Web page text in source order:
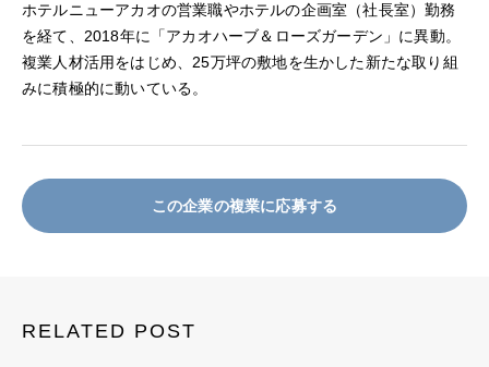
ホテルニューアカオの営業職やホテルの企画室（社長室）勤務
を経て、2018年に「アカオハーブ＆ローズガーデン」に異動。
複業人材活用をはじめ、25万坪の敷地を生かした新たな取り組
みに積極的に動いている。
この企業の複業に応募する
RELATED POST